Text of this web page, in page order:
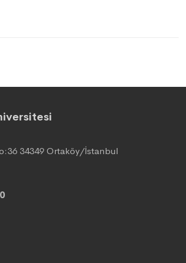
34349 Ortaköy/İstanbul